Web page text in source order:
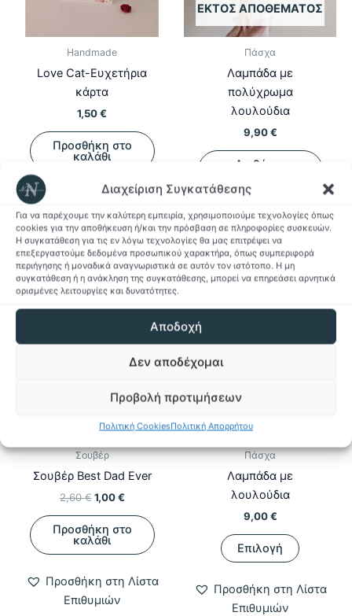
Διαχείριση Συγκατάθεσης
Για να παρέχουμε την καλύτερη εμπειρία, χρησιμοποιούμε τεχνολογίες όπως
cookies για την αποθήκευση ή/και την πρόσβαση σε πληροφορίες συσκευών.
Η συγκατάθεση για τις εν λόγω τεχνολογίες θα μας επιτρέψει να
επεξεργαστούμε δεδομένα προσωπικού χαρακτήρα, όπως συμπεριφορά
περιήγησης ή μοναδικά αναγνωριστικά σε αυτόν τον ιστότοπο. Η μη
συγκατάθεση ή η ανάκληση της συγκατάθεσης, μπορεί να επηρεάσει αρνητικά
ορισμένες λειτουργίες και δυνατότητες.
Αποδοχή
Δεν αποδέχομαι
Προβολή προτιμήσεων
Πολιτική CookiesΠολιτική Απορρήτου
Handmade
Love Cat-Ευχετήρια
κάρτα
1,50€
Προσθήκη στο
καλάθι
Προσθήκη στη Λίστα
Επιθυμιών
ΕΚΤΌΣ ΑΠΟΘΈΜΑΤΟΣ
Πάσχα
Λαμπάδα με
πολύχρωμα
λουλούδια
9,90€
Διαβάστε
Προσθήκη στη Λίστα
Επιθυμιών
-62%
-62%
Σουβέρ
Σουβέρ Best Dad Ever
2,60€ Original
2,60 €.
1,00€Η
τιμή
είναι:
1,00 €.
Προσθήκη στο
καλάθι
Προσθήκη στη Λίστα
Επιθυμιών
Πάσχα
Λαμπάδα με
λουλούδια
9,00€
Επιλογή
το
έχει
Προσθήκη στη Λίστα
Επιθυμιών